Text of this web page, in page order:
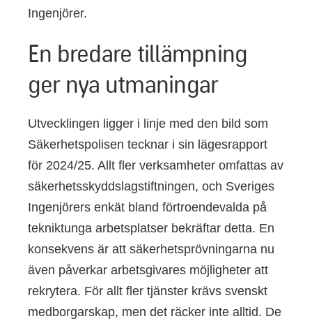
Ingenjörer.
En bredare tillämpning
ger nya utmaningar
Utvecklingen ligger i linje med den bild som
Säkerhetspolisen tecknar i sin lägesrapport
för 2024/25. Allt fler verksamheter omfattas av
säkerhetsskyddslagstiftningen, och Sveriges
Ingenjörers enkät bland förtroendevalda på
tekniktunga arbetsplatser bekräftar detta. En
konsekvens är att säkerhetsprövningarna nu
även påverkar arbetsgivares möjligheter att
rekrytera. För allt fler tjänster krävs svenskt
medborgarskap, men det räcker inte alltid. De